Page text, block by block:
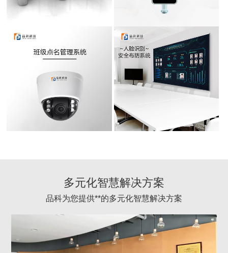
多元化智慧解决方案
品科为您提供**的多元化智慧解决方案